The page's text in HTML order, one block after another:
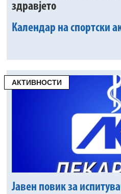
здравјето
Календар на спортски
АКТИВНОСТИ
Јавен повик за